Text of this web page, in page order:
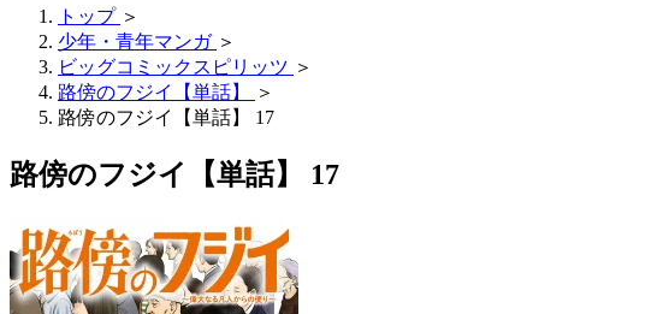
トップ ＞
少年・青年マンガ ＞
ビッグコミックスピリッツ ＞
路傍のフジイ【単話】
＞
路傍のフジイ【単話】 17
路傍のフジイ【単話】 17